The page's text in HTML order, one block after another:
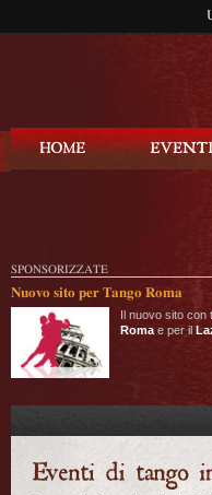
SPONSORIZZATE
Nuovo sito per Tango Roma
Il nuovo sito con
Roma e per il